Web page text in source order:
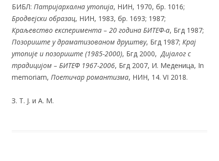
БИБЛ: Патријархална утопија, НИН, 1970, бр. 1016;
Бродвејски образац, НИН, 1983, бр. 1693; 1987;
Краљевство експеримента – 20 година БИТЕФ-а, Бгд 1987;
Позориште у драматизованом друштву, Бгд 1987; Крај
утопије и позориште (1985-2000), Бгд 2000,Дијалог с
традицијом – БИТЕФ 1967-2006, Бгд 2007, И. Меденица, In
memoriam, Поетичар романтизма, НИН, 14. VI 2018.
З. Т. Ј. и А. М.